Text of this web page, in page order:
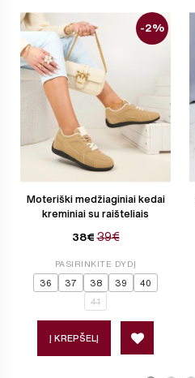
Moteriški medžiaginiai kedai
kreminiai su raišteliais
38€ 39€
-2%
PASIRINKITE DYDĮ
36 37 38 39 40
41
Į KREPŠELĮ